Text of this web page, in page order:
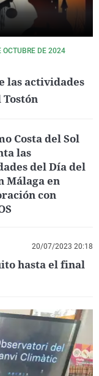
DE 2024
las actividades
Costa del Sol
las
del Día del
Málaga en
con
20/07/2023 20:18
hasta el final